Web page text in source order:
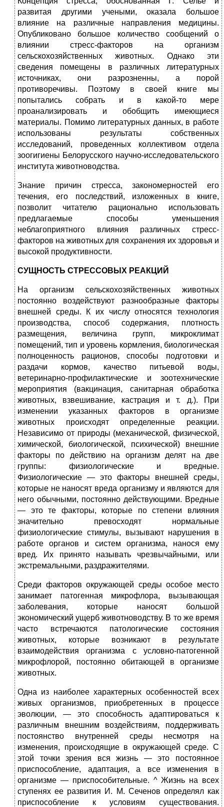
развитая другими учеными, оказала большое
влияние на различные направления медицины.
Опубликовано большое количество сообщений о
влиянии стресс-факторов на организм
сельскохозяйственных животных. Однако эти
сведения помещены в различных литературных
источниках, они разрозненны, а порой
противоречивы. Поэтому в своей книге мы
попытались собрать и в какой-то мере
проанализировать и обобщить имеющиеся
материалы. Помимо литературных данных, в работе
использованы результаты собственных
исследований, проведенных коллективом отдела
зоогигиены Белорусского научно-исследовательского
института животноводства.
Знание причин стресса, закономерностей его
течения, его последствий, изложенных в книге,
позволит читателю рационально использовать
предлагаемые способы уменьшения
неблагоприятного влияния различных стресс-
факторов на животных для сохранения их здоровья и
высокой продуктивности.
СУЩНОСТЬ СТРЕССОВЫХ РЕАКЦИЙ
На организм сельскохозяйственных животных
постоянно воздействуют разнообразные факторы
внешней среды. К их числу относятся технология
производства, способ содержания, плотность
размещения, величина групп, микроклимат
помещений, тип и уровень кормления, биологическая
полноценность рационов, способы подготовки и
раздачи кормов, качество питьевой воды,
ветеринарно-профилактические и зоотехнические
мероприятия (вакцинация, санитарная обработка
животных, взвешивание, кастрация и т. д.). При
изменении указанных факторов в организме
животных происходят определенные реакции.
Независимо от природы (механической, физической,
химической, биологической, психической) внешние
факторы по действию на организм делят на две
группы: физиологические и вредные.
Физиологические — это факторы внешней среды,
которые не наносят вреда организму и являются для
него обычными, постоянно действующими. Вредные
— это те факторы, которые по степени влияния
значительно превосходят нормальные
физиологические стимулы, вызывают нарушения в
работе органов и систем организма, нанося ему
вред. Их принято называть чрезвычайными, или
экстремальными, раздражителями.
Среди факторов окружающей среды особое место
занимает патогенная микрофлора, вызывающая
заболевания, которые наносят большой
экономический ущерб животноводству. В то же время
часто встречаются патологические состояния
животных, которые возникают в результате
взаимодействия организма с условно-патогенной
микрофлорой, постоянно обитающей в организме
животных.
Одна из наиболее характерных особенностей всех
живых организмов, приобретенных в процессе
эволюции, — это способность адаптироваться к
различным внешним воздействиям, поддерживать
постоянство внутренней среды несмотря на
изменения, происходящие в окружающей среде. С
этой точки зрения вся жизнь — это постоянное
приспособление, адаптация, а все изменения в
организме — приспособительные. ^ Жизнь на всех
ступенях ее развития И. М. Сеченов определял как
приспособление к условиям существования.